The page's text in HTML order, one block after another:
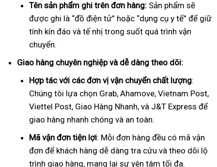
Tên sản phẩm ghi trên đơn hàng: Sản phẩm sẽ
được ghi là “đồ điện tử” hoặc “dụng cụ y tế” để giữ
tính kín đáo và tế nhị trong suốt quá trình vận
chuyển.
Giao hàng chuyên nghiệp và dễ dàng theo dõi:
Hợp tác với các đơn vị vận chuyển chất lượng:
Chúng tôi lựa chọn Grab, Ahamove, Vietnam Post,
Viettel Post, Giao Hàng Nhanh, và J&T Express để
giao hàng nhanh chóng và an toàn.
Mã vận đơn tiện lợi: Mỗi đơn hàng đều có mã vận
đơn để khách hàng dễ dàng tra cứu và theo dõi lộ
trình giao hàng, mang lại sự yên tâm tối đa.